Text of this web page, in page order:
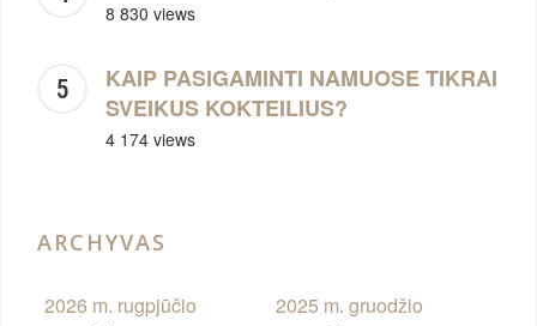
8 830 views
KAIP PASIGAMINTI NAMUOSE TIKRAI
SVEIKUS KOKTEILIUS?
4 174 views
ARCHYVAS
2026 m. rugpjūčio
2025 m. gruodžio